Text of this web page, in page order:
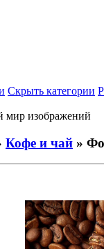
Скрыть категории
мир изображений
Кофе и чай »